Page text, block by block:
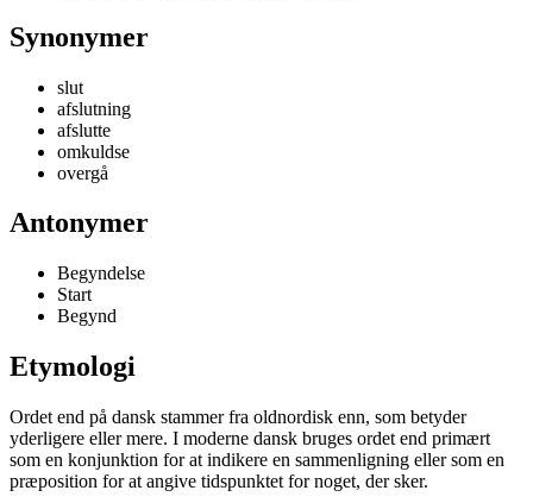
Synonymer
slut
afslutning
afslutte
omkuldse
overgå
Antonymer
Begyndelse
Start
Begynd
Etymologi
Ordet end på dansk stammer fra oldnordisk enn, som betyder
yderligere eller mere. I moderne dansk bruges ordet end primært
som en konjunktion for at indikere en sammenligning eller som en
præposition for at angive tidspunktet for noget, der sker.